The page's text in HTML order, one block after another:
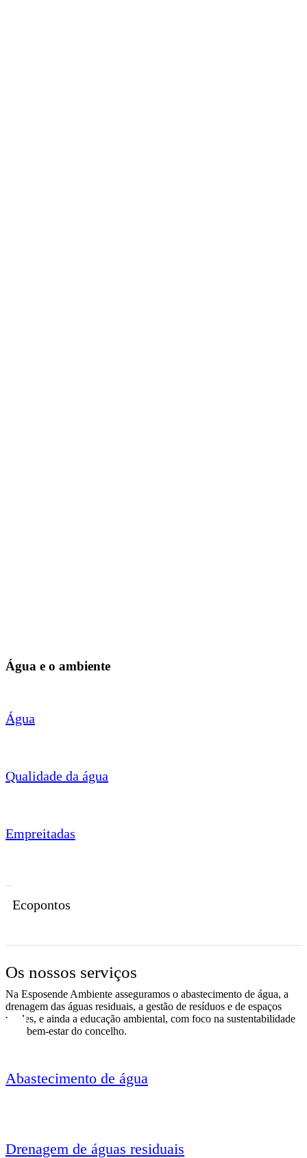
Água e o ambiente
Água
Qualidade da água
Empreitadas
Ecopontos
Os nossos serviços
Na Esposende Ambiente asseguramos o abastecimento de água, a
drenagem das águas residuais, a gestão de resíduos e de espaços
verdes, e ainda a educação ambiental, com foco na sustentabilidade
e no bem-estar do concelho.
Abastecimento de água
Drenagem de águas residuais